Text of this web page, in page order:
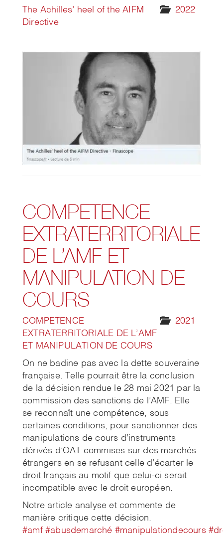
2022
The Achilles’ heel of the AIFM
Directive
COMPETENCE
EXTRATERRITORIALE
DE L’AMF ET
MANIPULATION DE
COURS
2021
COMPETENCE
EXTRATERRITORIALE DE L’AMF
ET MANIPULATION DE COURS
On ne badine pas avec la dette souveraine
française. Telle pourrait être la conclusion
de la décision rendue le 28 mai 2021 par la
commission des sanctions de l’AMF. Elle
se reconnaît une compétence, sous
certaines conditions, pour sanctionner des
manipulations de cours d’instruments
dérivés d’OAT commises sur des marchés
étrangers en se refusant celle d’écarter le
droit français au motif que celui-ci serait
incompatible avec le droit européen.
Notre article analyse et commente de
manière critique cette décision.
#amf #abusdemarché #manipulationdecours